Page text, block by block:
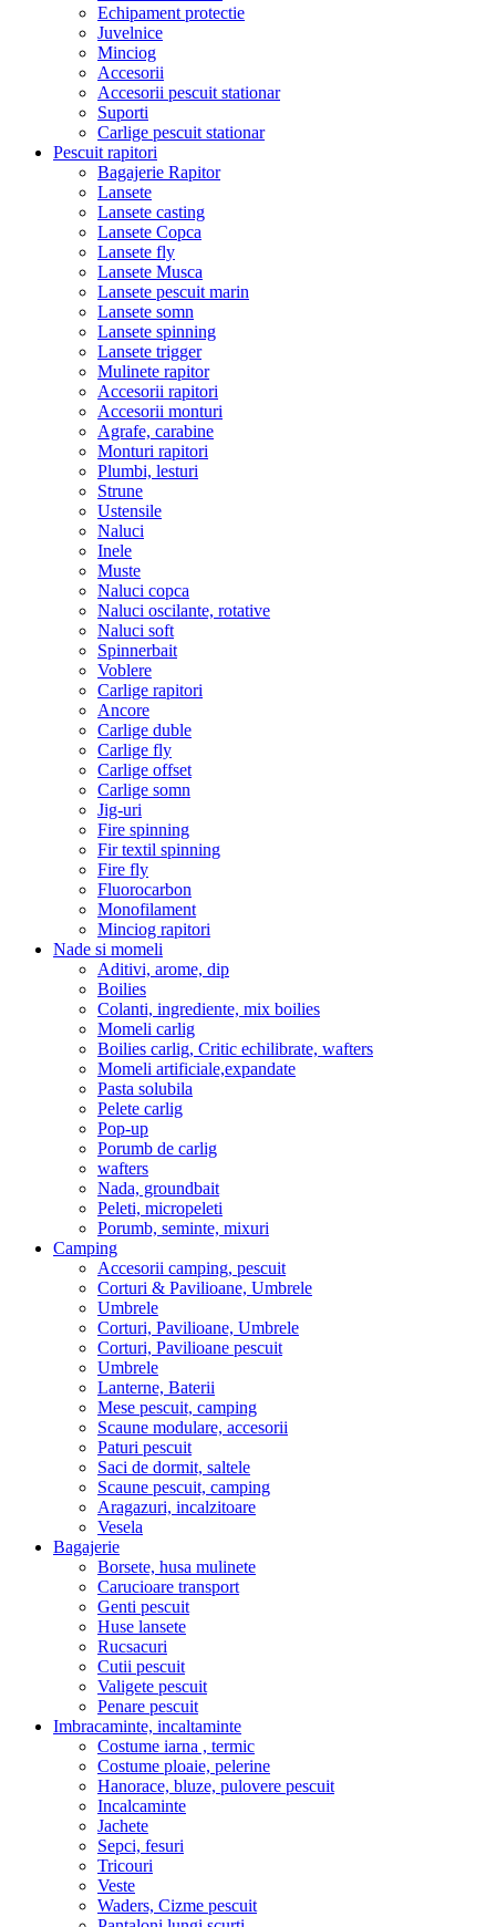
Echipament protectie
Juvelnice
Minciog
Accesorii
Accesorii pescuit stationar
Suporti
Carlige pescuit stationar
Pescuit rapitori
Bagajerie Rapitor
Lansete
Lansete casting
Lansete Copca
Lansete fly
Lansete Musca
Lansete pescuit marin
Lansete somn
Lansete spinning
Lansete trigger
Mulinete rapitor
Accesorii rapitori
Accesorii monturi
Agrafe, carabine
Monturi rapitori
Plumbi, lesturi
Strune
Ustensile
Naluci
Inele
Muste
Naluci copca
Naluci oscilante, rotative
Naluci soft
Spinnerbait
Voblere
Carlige rapitori
Ancore
Carlige duble
Carlige fly
Carlige offset
Carlige somn
Jig-uri
Fire spinning
Fir textil spinning
Fire fly
Fluorocarbon
Monofilament
Minciog rapitori
Nade si momeli
Aditivi, arome, dip
Boilies
Colanti, ingrediente, mix boilies
Momeli carlig
Boilies carlig, Critic echilibrate, wafters
Momeli artificiale,expandate
Pasta solubila
Pelete carlig
Pop-up
Porumb de carlig
wafters
Nada, groundbait
Peleti, micropeleti
Porumb, seminte, mixuri
Camping
Accesorii camping, pescuit
Corturi & Pavilioane, Umbrele
Umbrele
Corturi, Pavilioane, Umbrele
Corturi, Pavilioane pescuit
Umbrele
Lanterne, Baterii
Mese pescuit, camping
Scaune modulare, accesorii
Paturi pescuit
Saci de dormit, saltele
Scaune pescuit, camping
Aragazuri, incalzitoare
Vesela
Bagajerie
Borsete, husa mulinete
Carucioare transport
Genti pescuit
Huse lansete
Rucsacuri
Cutii pescuit
Valigete pescuit
Penare pescuit
Imbracaminte, incaltaminte
Costume iarna , termic
Costume ploaie, pelerine
Hanorace, bluze, pulovere pescuit
Incalcaminte
Jachete
Sepci, fesuri
Tricouri
Veste
Waders, Cizme pescuit